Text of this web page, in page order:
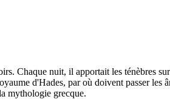
Chaque nuit, il apportait les ténèbres
d'Hades, par où doivent passer les
mythologie grecque.